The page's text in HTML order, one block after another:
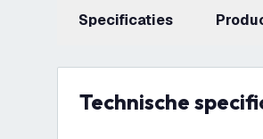
Specificaties
Technische